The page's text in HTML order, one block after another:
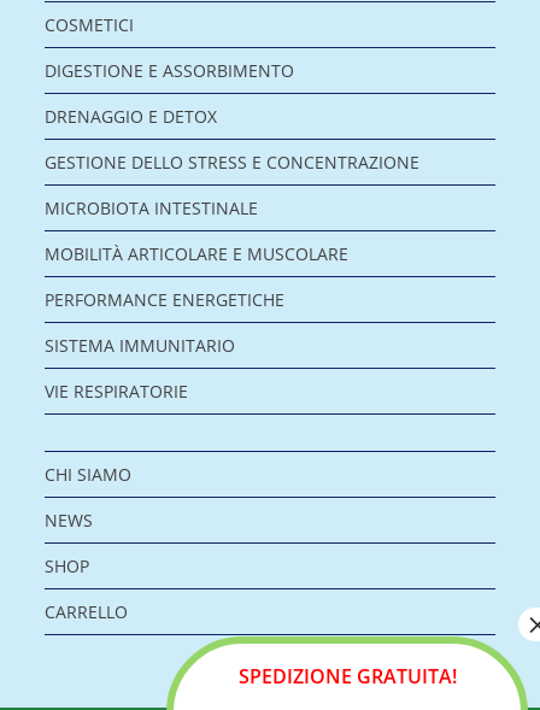
COSMETICI
DIGESTIONE E ASSORBIMENTO
DRENAGGIO E DETOX
GESTIONE DELLO STRESS E CONCENTRAZIONE
MICROBIOTA INTESTINALE
MOBILITÀ ARTICOLARE E MUSCOLARE
PERFORMANCE ENERGETICHE
SISTEMA IMMUNITARIO
VIE RESPIRATORIE
CHI SIAMO
NEWS
SHOP
CARRELLO
SPEDIZIONE GRATUITA!